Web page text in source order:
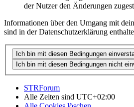
der Nutzer den Änderungen
Informationen über den Umgang mit
sind in der Datenschutzerklärung
STRForum
Alle Zeiten sind UTC+02:00